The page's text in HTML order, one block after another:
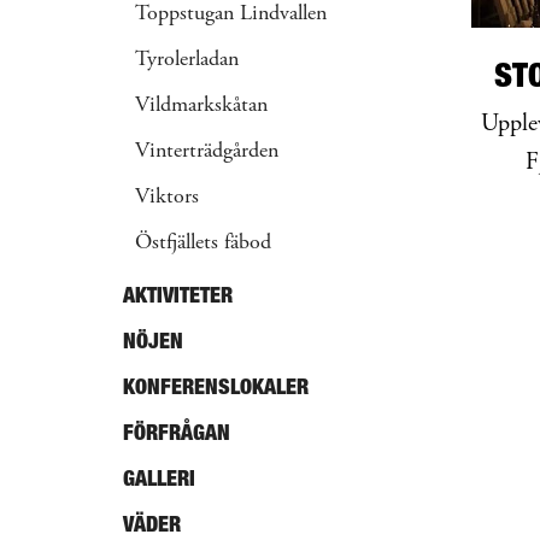
Toppstugan Lindvallen
Tyrolerladan
Vildmarkskåtan
Vinterträdgården
Viktors
Östfjällets fäbod
AKTIVITETER
NÖJEN
KONFERENSLOKALER
FÖRFRÅGAN
GALLERI
VÄDER